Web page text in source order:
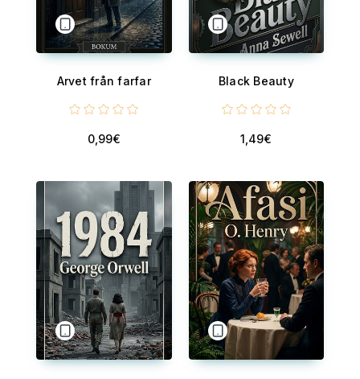
Arvet från farfar
0,99€
Black Beauty
1,49€